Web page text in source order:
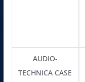
AUDIO-
TECHNICA CASE